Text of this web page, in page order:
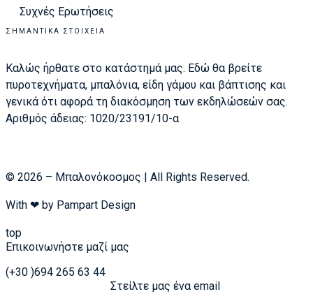
Συχνές Ερωτήσεις
ΣΗΜΑΝΤΙΚΆ ΣΤΟΙΧΕΊΑ
Καλώς ήρθατε στο κατάστημά μας. Εδώ θα βρείτε
πυροτεχνήματα, μπαλόνια, είδη γάμου και βάπτισης και
γενικά ότι αφορά τη διακόσμηση των εκδηλώσεών σας.
Αριθμός άδειας: 1020/23191/10-α
© 2026 – Μπαλονόκοσμος | All Rights Reserved.
With ❤ by Pampart Design
top
Επικοινωνήστε μαζί μας
(+30 )694 265 63 44
Στείλτε μας ένα email